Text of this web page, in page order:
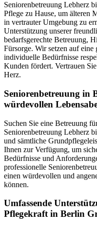
Seniorenbetreuung Lebherz
Pflege zu Hause, um älteren
in vertrauter Umgebung zu
Unterstützung unserer
bedarfsgerechte Betreuung,
Fürsorge. Wir setzen auf
individuelle Bedürfnisse
Kunden fördert. Vertrauen
Herz.
Senioren­betreuung in
würdevollen
Suchen Sie eine Betreuung
Seniorenbetreuung Lebherz
und sämtliche
Ihnen zur Verfügung, um
Bedürfnisse und
professionelle
einen würdevollen und
können.
Umfassende
Pflegekraft in Berlin